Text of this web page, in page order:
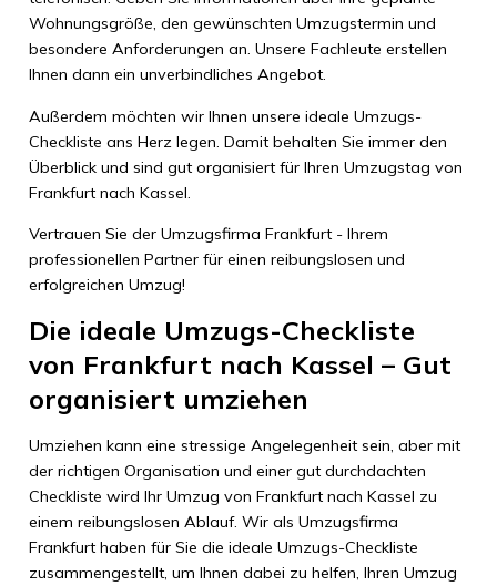
Wohnungsgröße, den gewünschten Umzugstermin und
besondere Anforderungen an. Unsere Fachleute erstellen
Ihnen dann ein unverbindliches Angebot.
Außerdem möchten wir Ihnen unsere ideale Umzugs-
Checkliste ans Herz legen. Damit behalten Sie immer den
Überblick und sind gut organisiert für Ihren Umzugstag von
Frankfurt nach Kassel.
Vertrauen Sie der Umzugsfirma Frankfurt - Ihrem
professionellen Partner für einen reibungslosen und
erfolgreichen Umzug!
Die ideale Umzugs-Checkliste
von Frankfurt nach Kassel – Gut
organisiert umziehen
Umziehen kann eine stressige Angelegenheit sein, aber mit
der richtigen Organisation und einer gut durchdachten
Checkliste wird Ihr Umzug von Frankfurt nach Kassel zu
einem reibungslosen Ablauf. Wir als Umzugsfirma
Frankfurt haben für Sie die ideale Umzugs-Checkliste
zusammengestellt, um Ihnen dabei zu helfen, Ihren Umzug